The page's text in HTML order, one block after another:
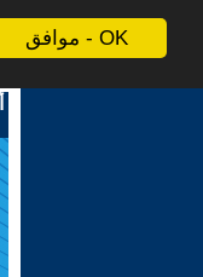
موافق - OK